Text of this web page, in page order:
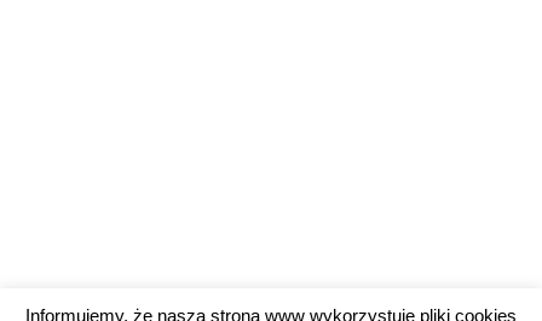
Informujemy, że nasza strona www wykorzystuje pliki cookies